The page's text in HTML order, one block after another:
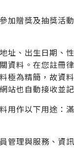
加贈獎及抽獎活
址、出生日期、
資料。在您註冊
極為精簡，故資
站也自動接收並
用作以下用途：
管理與服務、資